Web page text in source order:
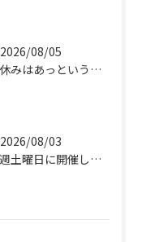
2026/08/05
夏休みはあっという間に過ぎ去ります。
2026/08/03
毎週土曜日に開催しているプログラミング教室で、紙飛行機を飛ば...